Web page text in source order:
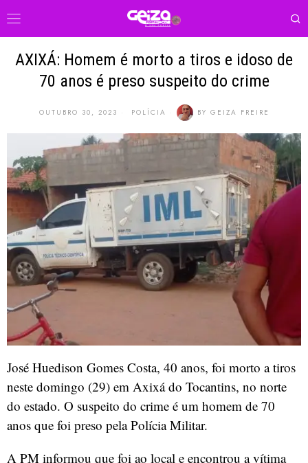
AXIXÁ: Homem é morto a tiros e idoso de
70 anos é preso suspeito do crime
OUTUBRO 30, 2023 POLÍCIA BY GEIZA FREIRE
José Huedison Gomes Costa, 40 anos, foi morto a tiros
neste domingo (29) em Axixá do Tocantins, no norte
do estado. O suspeito do crime é um homem de 70
anos que foi preso pela Polícia Militar.
A PM informou que foi ao local e encontrou a vítima